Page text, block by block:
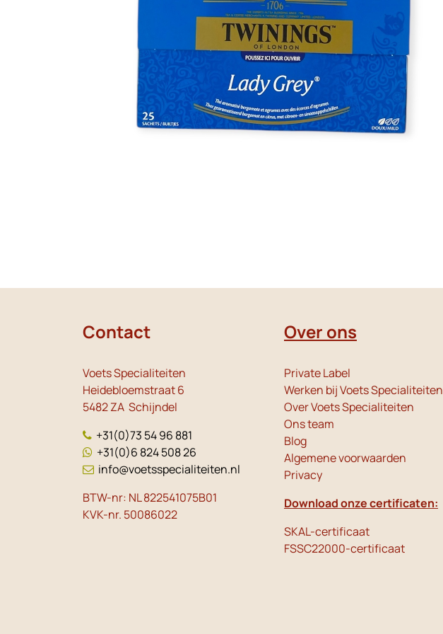
Contact
Voets Specialiteiten
Heidebloemstraat 6
5482 ZA Schijndel
+31(0)73 54 96 881
+31(0)6 824 508 26
info@voetsspecialiteiten.nl
BTW-nr: NL 822541075B01
KVK-nr. 50086022
Over ons
Private Label
Werken bij Voets Specialiteiten
Over Voets Specialiteiten
Ons team
Blog
Algemene voorwaarden
Privacy
Download onze certificaten:
SKAL-certificaat
FSSC22000-certificaat